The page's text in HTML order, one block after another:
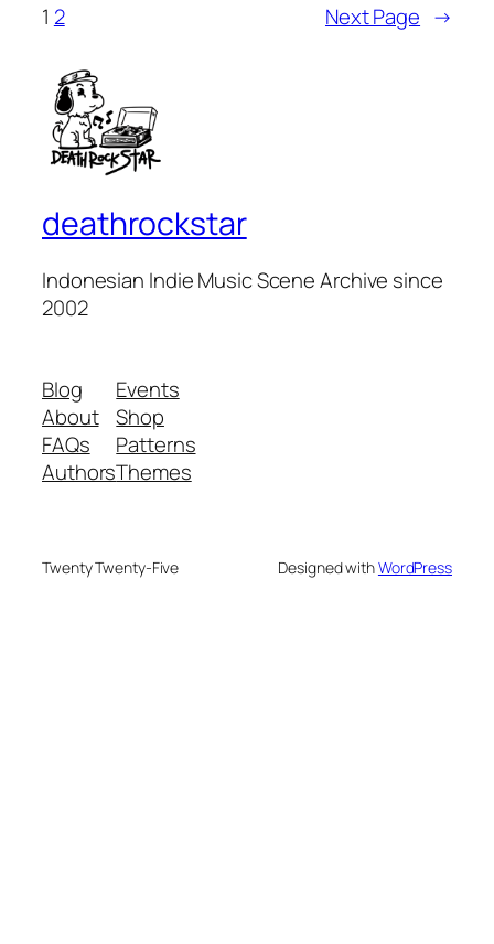
1 2 Next Page →
deathrockstar
Indonesian Indie Music Scene Archive since
2002
Blog
About
FAQs
Authors
Events
Shop
Patterns
Themes
Twenty Twenty-Five Designed withWordPress